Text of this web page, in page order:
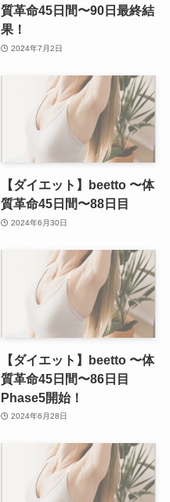
質革命45日間〜90日最終結
果！
2024年7月2日
【ダイエット】beetto 〜体
質革命45日間〜88日目
2024年6月30日
【ダイエット】beetto 〜体
質革命45日間〜86日目
Phase5開始！
2024年6月28日